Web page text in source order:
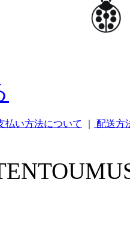
払い方法について 配送方